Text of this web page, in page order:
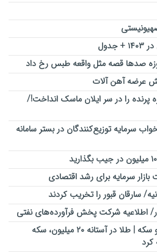
عرضه آهن آلات
را در سر ایلان ماسک انداخت!/
سرمایه توزیع‌کنندگان در بستر سامانه
سرمایه برای رشد اقتصادی
سارقان قبور را تخریب کردند
اطلاعیه شرکت پخش فرآورده‌های نفتی
جهش ۲۲ درصدی قیمت طلا و سکه | طلا در آستانه ۲۰ میلیون، سکه